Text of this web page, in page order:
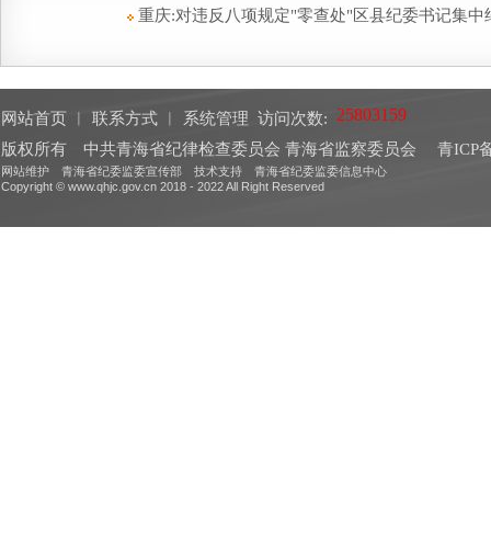
重庆:对违反八项规定"零查处"区县纪委书记集中
网站首页 联系方式 系统管理 访问次数:
版权所有 中共青海省纪律检查委员会 青海省监察委员会
青ICP
网站维护 青海省纪委监委宣传部 技术支持 青海省纪委监委信息中心
Copyright © www.qhjc.gov.cn 2018 - 2022 All Right Reserved